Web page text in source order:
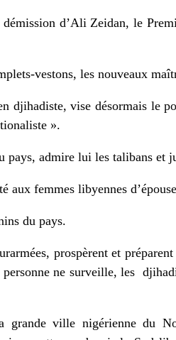
d’Ali Zeidan, le
les nouveaux
djihadiste, vise désormais le
».
admire lui les talibans et
femmes libyennes
du pays.
prospèrent et
ne surveille, les
grande ville nigérienne du